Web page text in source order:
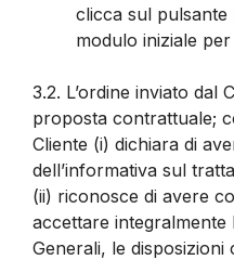
clicca sul
modulo iniziale
3.2. L’ordine inviato dal
proposta contrattuale;
Cliente (i) dichiara di
dell’informativa sul
(ii) riconosce di avere
accettare integralmente
Generali, le